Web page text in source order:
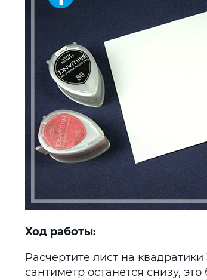
Ход работы:
Расчертите лист на
сантиметр останется снизу,